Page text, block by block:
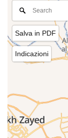
Salva in PDF
Indicazioni